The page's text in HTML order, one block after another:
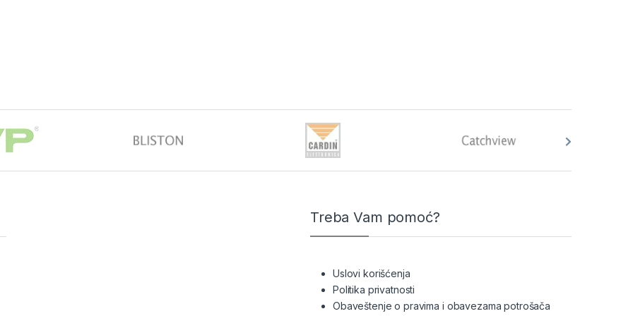
Treba Vam pomoć?
Uslovi korišćenja
Politika privatnosti
Obaveštenje o pravima i obavezama potrošača